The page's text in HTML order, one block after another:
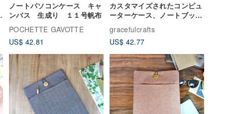
ノートパソコンケース キャ
ンバス 生成り １１号帆布
POCHETTE GAVOTTE
US$ 42.81
カスタマイズされたコンピュ
ーターケース、ノートブック
ケース、コンピューターケー
ス、タブレットケース-楽譜
（M-252）
gracefulcrafts
US$ 42.77